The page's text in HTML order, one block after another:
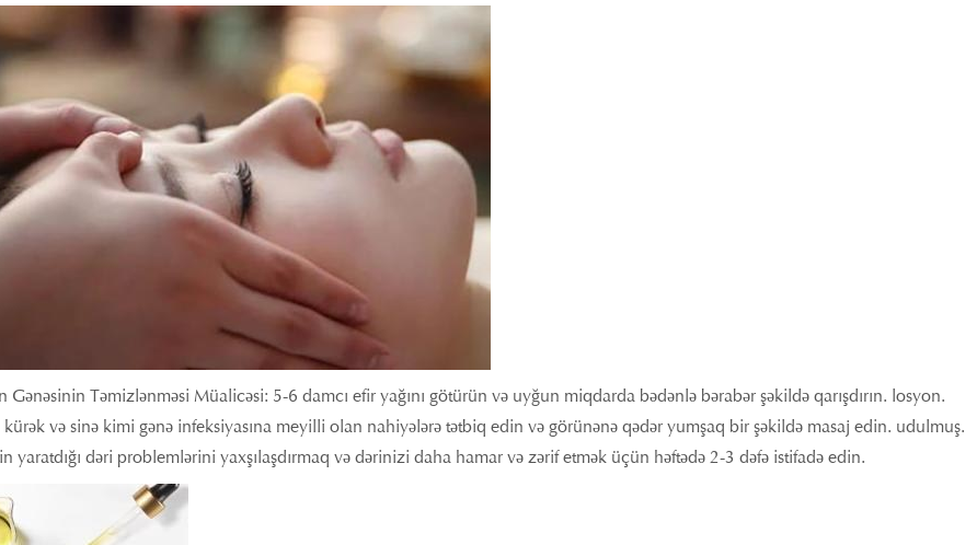
Gənəsinin Təmizlənməsi Müalicəsi: 5-6 damcı efir yağını götürün və uyğun miqdarda bədənlə bərabər şəkildə qarışdırın. losyon.
kürək və sinə kimi gənə infeksiyasına meyilli olan nahiyələrə tətbiq edin və görünənə qədər yumşaq bir şəkildə masaj edin. udulmuş.
yaratdığı dəri problemlərini yaxşılaşdırmaq və dərinizi daha hamar və zərif etmək üçün həftədə 2-3 dəfə istifadə edin.